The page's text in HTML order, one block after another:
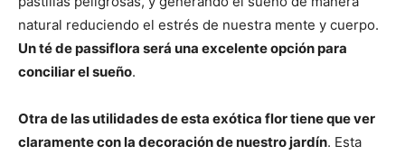
natural reduciendo el estrés de nuestra mente y cuerpo.
Un té de passiflora será una excelente opción para
conciliar el sueño.
Otra de las utilidades de esta exótica flor tiene que ver
claramente con la decoración de nuestro jardín. Esta